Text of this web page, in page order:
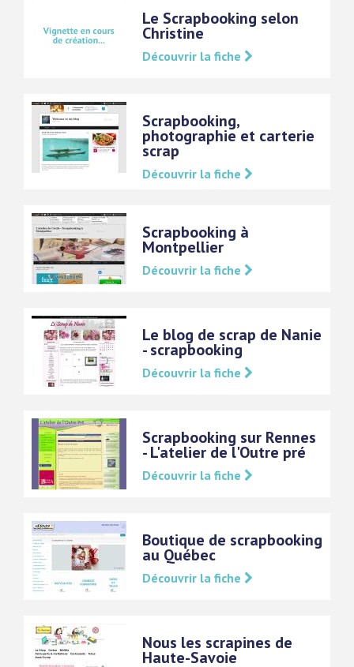
Le Scrapbooking selon
Christine
Découvrir la fiche
Scrapbooking,
photographie et carterie
scrap
Découvrir la fiche
Scrapbooking à
Montpellier
Découvrir la fiche
Le blog de scrap de Nanie
- scrapbooking
Découvrir la fiche
Scrapbooking sur Rennes
- L'atelier de l'Outre pré
Découvrir la fiche
Boutique de scrapbooking
au Québec
Découvrir la fiche
Nous les scrapines de
Haute-Savoie